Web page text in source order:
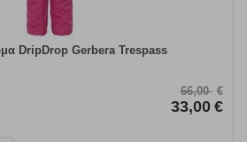
DripDrop Gerbera Trespass
66,00 €
33,00 €